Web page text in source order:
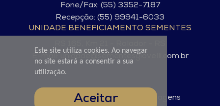
Este site utiliza cookies. Ao navegar
no site estará a consentir a sua
utilização.
Aceitar
Fone/Fax: (55) 3352-7187
Recepção: (55) 99941-6033
UNIDADE BENEFICIAMENTO SEMENTES
E-mail: unidade@sementesgiovelli.com.br
© Sementes Giovelli. 2025 - Imagens